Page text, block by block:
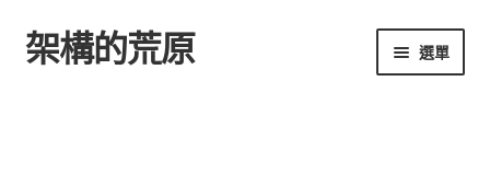
跳
至
跳
至
架構的荒原 選單